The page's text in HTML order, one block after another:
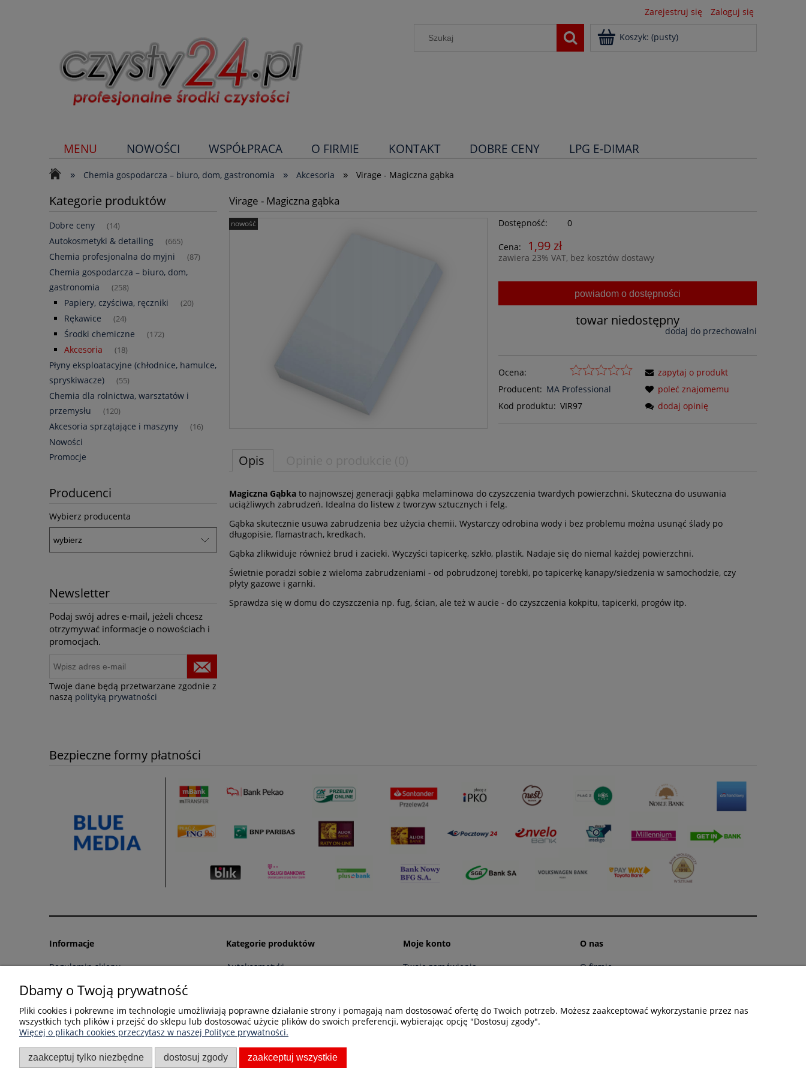
Zarejestruj się Zaloguj się
Koszyk: (pusty)
MENU NOWOŚCI WSPÓŁPRACA O FIRMIE KONTAKT DOBRE CENY LPG E-DIMAR
» Chemia gospodarcza – biuro, dom, gastronomia » Akcesoria » Virage - Magiczna gąbka
Kategorie produktów
Dobre ceny (14)
Autokosmetyki & detailing (665)
Chemia profesjonalna do myjni (87)
Chemia gospodarcza – biuro, dom,
gastronomia
(258)
Papiery, czyściwa, ręczniki (20)
Rękawice (24)
Środki chemiczne (172)
Akcesoria (18)
Płyny eksploatacyjne (chłodnice, hamulce,
spryskiwacze)
(55)
Chemia dla rolnictwa, warsztatów i
przemysłu
(120)
Akcesoria sprzątające i maszyny (16)
Nowości
Promocje
Producenci
Wybierz producenta
Newsletter
Podaj swój adres e-mail, jeżeli chcesz
otrzymywać informacje o nowościach i
promocjach.
Twoje dane będą przetwarzane zgodnie z
naszą polityką prywatności
Virage - Magiczna gąbka
nowość Dostępność: 0
Cena: 1,99 zł
zawiera 23% VAT, bez kosztów dostawy
powiadom o dostępności
towar niedostępny
dodaj do przechowalni
Ocena:
Producent: MA Professional
Kod produktu: VIR97
zapytaj o produkt
poleć znajomemu
dodaj opinię
Opis
Magiczna Gąbka to najnowszej generacji gąbka melaminowa do czyszczenia twardych powierzchni. Skuteczna do usuwania
uciążliwych zabrudzeń. Idealna do listew z tworzyw sztucznych i felg.
Gąbka skutecznie usuwa zabrudzenia bez użycia chemii. Wystarczy odrobina wody i bez problemu można usunąć ślady po
długopisie, flamastrach, kredkach.
Gąbka zlikwiduje również brud i zacieki. Wyczyści tapicerkę, szkło, plastik. Nadaje się do niemal każdej powierzchni.
Świetnie poradzi sobie z wieloma zabrudzeniami - od pobrudzonej torebki, po tapicerkę kanapy/siedzenia w samochodzie, czy
płyty gazowe i garnki.
Sprawdza się w domu do czyszczenia np. fug, ścian, ale też w aucie - do czyszczenia kokpitu, tapicerki, progów itp.
Bezpieczne formy płatności
Informacje
Regulamin sklepu
Czas i koszty dostawy
Zwroty i reklamacje
Formy płatności
Kategorie produktów
Autokosmetyki
Chemia gospodarcza
Chemia do warsztatów
Akcesoria do sprzątania
Moje konto
Twoje zamówienia
O nas
O firmie
Kontakt
Dbamy o Twoją prywatność
Pliki cookies i pokrewne im technologie umożliwiają poprawne działanie strony i pomagają nam dostosować ofertę do Twoich potrzeb. Możesz zaakceptować wykorzystanie przez nas
wszystkich tych plików i przejść do sklepu lub dostosować użycie plików do swoich preferencji, wybierając opcję "Dostosuj zgody".
Więcej o plikach cookies przeczytasz w naszej Polityce prywatności.
zaakceptuj tylko niezbędne dostosuj zgody zaakceptuj wszystkie